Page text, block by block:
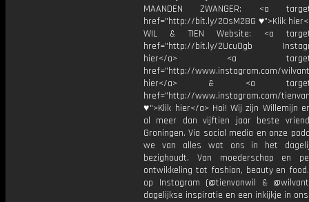
MAANDEN ZWANGER: <a
href="http://bit.ly/2OsM28G ♥">Klik
WIL & TIEN Website: <a
href="http://bit.ly/2Ucu0gb
hier</a> <a
href="http://www.instagram.com/
hier</a> & <a
href="http://www.instagram.com/
♥">Klik hier</a> Hoi! Wij zijn Willemijn
al meer dan vijftien jaar beste
Groningen. Via social media en onze
we van alles wat ons in het
bezighoudt. Van moederschap en
ontwikkeling tot fashion, beauty en
op Instagram (@tienvanwil &
dagelijkse inspiratie en een inkijkje in